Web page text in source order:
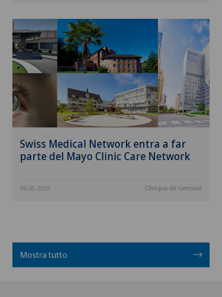
Swiss Medical Network entra a far
parte del Mayo Clinic Care Network
06.05.2025 Clinique de Genolier
Mostra tutto